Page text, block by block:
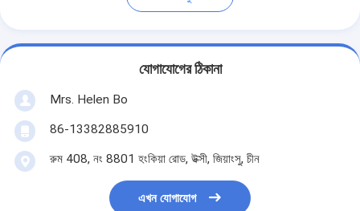
যোগাযোগের ঠিকানা
Mrs. Helen Bo
86-13382885910
রুম 408, নং 8801 হংকিয়া রোড, উক্সী, জিয়াংসু, চীন
এখন যোগাযোগ